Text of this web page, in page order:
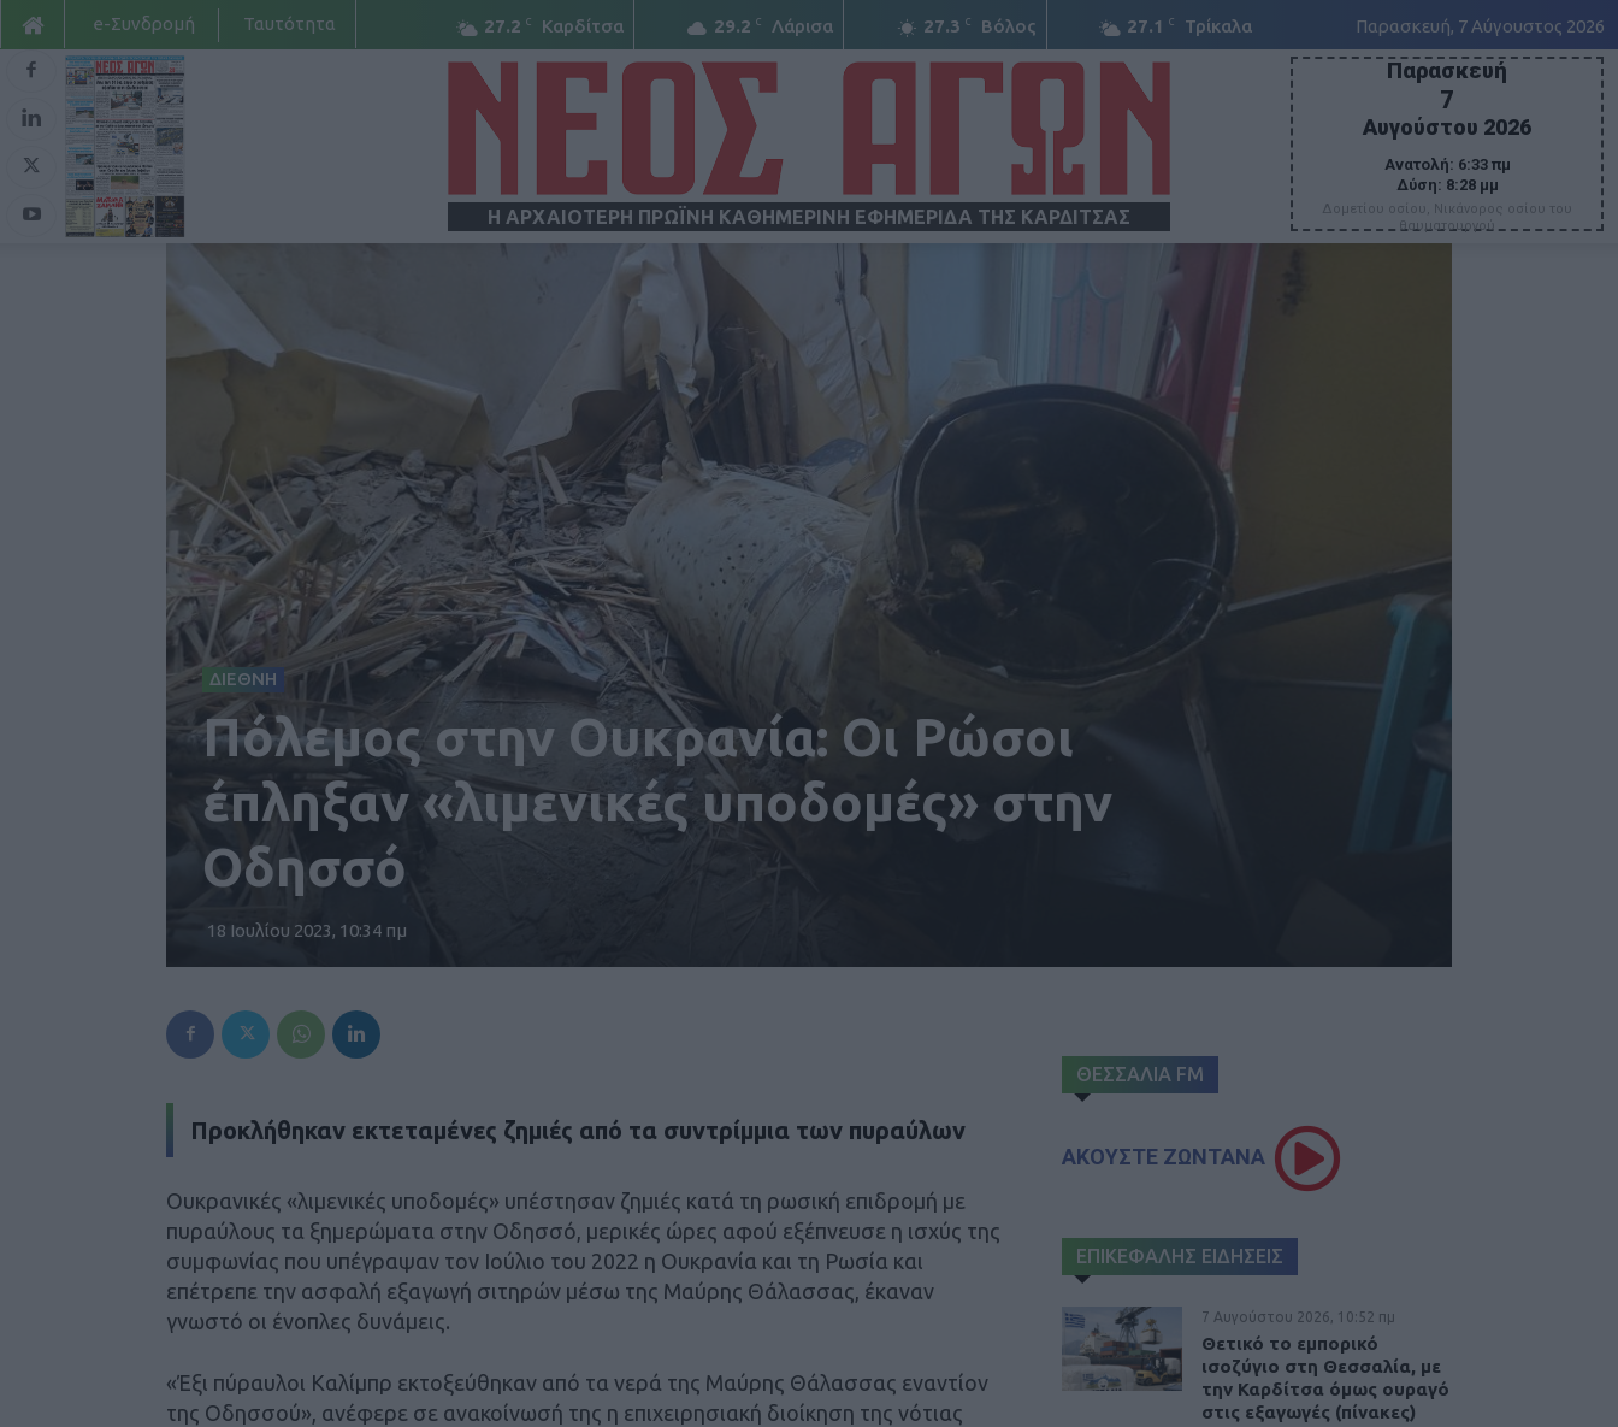
27.2 C Καρδίτσα 29.2 C Λάρισα 27.3 C Βόλος 27.1 C Τρίκαλα Παρασκευή, 7 Αύγουστος 2026
e-Συνδρομή Ταυτότητα
Η ΑΡΧΑΙΟΤΕΡΗ ΠΡΩΪΝΗ ΚΑΘΗΜΕΡΙΝΗ ΕΦΗΜΕΡΙΔΑ ΤΗΣ ΚΑΡΔΙΤΣΑΣ
ΝΕΟΣ
ΑΓΩΝ
Παρασκευή
7
Αυγούστου 2026
Ανατολή: 6:33 πμ
Δύση: 8:28 μμ
Δομετίου οσίου, Νικάνορος οσίου του
θαυματουργού
ΔΙΕΘΝΗ
Πόλεμος στην Ουκρανία: Οι Ρώσοι
έπληξαν «λιμενικές υποδομές» στην
Οδησσό
18 Ιουλίου 2023, 10:34 πμ
Προκλήθηκαν εκτεταμένες ζημιές από τα συντρίμμια των πυραύλων
Ουκρανικές «λιμενικές υποδομές» υπέστησαν ζημιές κατά τη ρωσική επιδρομή με
πυραύλους τα ξημερώματα στην Οδησσό, μερικές ώρες αφού εξέπνευσε η ισχύς της
συμφωνίας που υπέγραψαν τον Ιούλιο του 2022 η Ουκρανία και τη Ρωσία και
επέτρεπε την ασφαλή εξαγωγή σιτηρών μέσω της Μαύρης Θάλασσας, έκαναν
γνωστό οι ένοπλες δυνάμεις.
«Έξι πύραυλοι Καλίμπρ εκτοξεύθηκαν από τα νερά της Μαύρης Θάλασσας εναντίον
της Οδησσού», ανέφερε σε ανακοίνωσή της η επιχειρησιακή διοίκηση της νότιας
ΘΕΣΣΑΛΙΑ FM
ΑΚΟΥΣΤΕ ΖΩΝΤΑΝΑ
ΕΠΙΚΕΦΑΛΗΣ ΕΙΔΗΣΕΙΣ
7 Αυγούστου 2026, 10:52 πμ
Θετικό το εμπορικό
ισοζύγιο στη Θεσσαλία, με
την Καρδίτσα όμως ουραγό
στις εξαγωγές (πίνακες)